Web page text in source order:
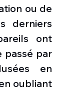
ou de
derniers
ont
passé par
en
oubliant